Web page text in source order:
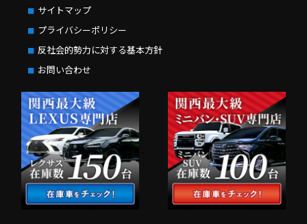
サイトマップ
プライバシーポリシー
反社会的勢力に対する基本方針
お問い合わせ